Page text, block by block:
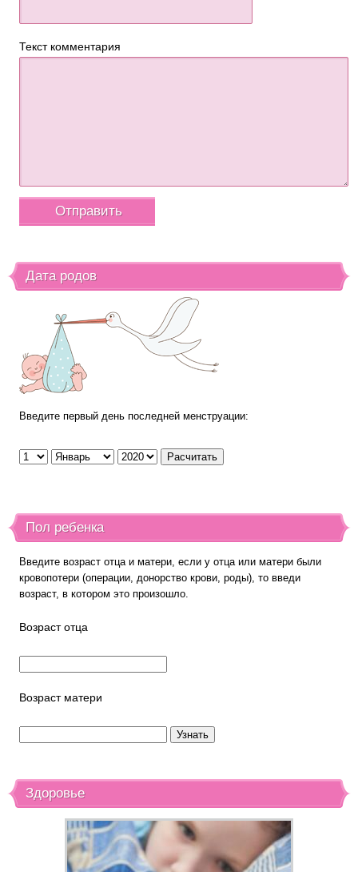
Текст комментария
Дата родов
Введите первый день последней менструации:
Пол ребенка
Введите возраст отца и матери, если у отца или матери были
кровопотери (операции, донорство крови, роды), то введи
возраст, в котором это произошло.
Возраст отца
Возраст матери
Здоровье